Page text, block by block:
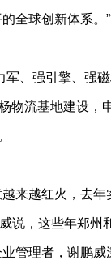
全球创新体系。
、强引擎、强
物流基地建设，
来越红火，去年
说，这些年郑州
管理者，谢鹏威